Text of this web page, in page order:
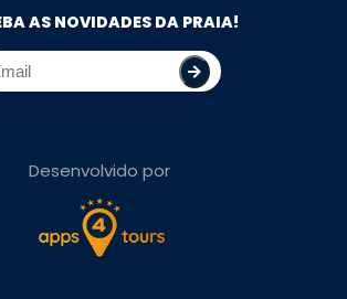
AS NOVIDADES DA PRAIA!
Desenvolvido por